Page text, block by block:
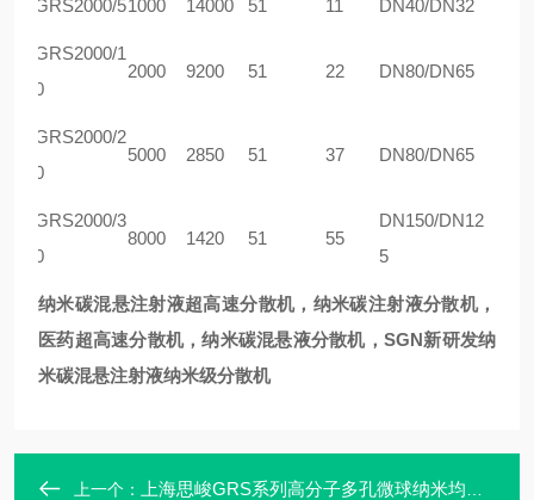
GRS2000/51000 14000 51 11 DN40/DN32
GRS2000/1
0
2000 9200 51 22 DN80/DN65
GRS2000/2
0
5000 2850 51 37 DN80/DN65
GRS2000/3
0
8000 1420 51 55
DN150/DN12
5
纳米碳混悬注射液超高速分散机，纳米碳注射液分散机，
医药超高速分散机，纳米碳混悬液分散机，SGN新研发纳
米碳混悬注射液纳米级分散机
上一个： 上海思峻GRS系列高分子多孔微球纳米均质机